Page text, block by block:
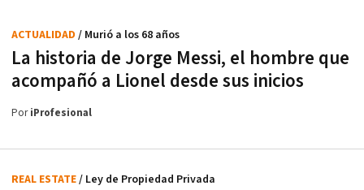
La historia de Jorge Messi, el hombre que
acompañó a Lionel desde sus inicios
ACTUALIDAD / Murió a los 68 años
PoriProfesional
REAL ESTATE/ Ley de Propiedad Privada